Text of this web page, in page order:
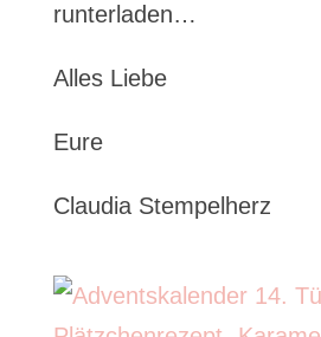
runterladen…
Alles Liebe
Eure
Claudia Stempelherz